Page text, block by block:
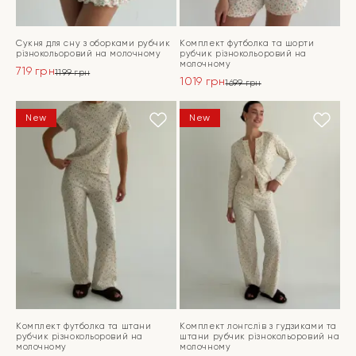
Сукня для сну з оборками рубчик
різнокольоровий на молочному
1199грн
1199 грн.
719 грн
719 грн.
ПЕРЕЙТИ
Комплект футболка та шорти
рубчик різнокольоровий на
молочному
1699грн
ціна:
1699 грн.
1019 грн
ціна:
1019 грн.
ПЕРЕЙТИ
New
Комплект футболка та штани
рубчик різнокольоровий на
молочному
New
Комплект лонгслів з гудзиками та
штани рубчик різнокольоровий на
молочному